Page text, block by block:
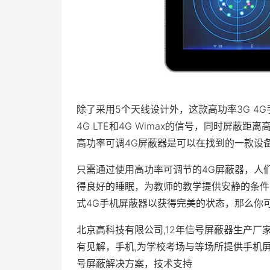
除了采用5个天线设计外，这款高功率3G
4G LTE和4G Wimax的信号，同时屏蔽距离
高功率可调4G屏蔽器是可以在找到的一款设
只需通过使用高功率可调节的4G屏蔽器，
得良好的睡眠，为教师的教学提供安静的条
式4G手机屏蔽器以获得完美的状态，那么你
北京高科技有限公司,12年信号屏蔽器生产厂
有见解，手机,为学校考场与等场所提供手
号屏蔽解决方案，技术支持